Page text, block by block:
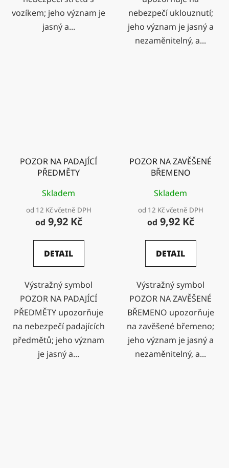
vozíkem; jeho význam je
jasný a...
nebezpečí uklouznutí;
jeho význam je jasný a
nezaměnitelný, a...
POZOR NA PADAJÍCÍ
PŘEDMĚTY
Skladem
od 12 Kč včetně DPH
od 9,92 Kč
DETAIL
Výstražný symbol
POZOR NA PADAJÍCÍ
PŘEDMĚTY upozorňuje
na nebezpečí padajících
předmětů; jeho význam
je jasný a...
POZOR NA ZAVĚŠENÉ
BŘEMENO
Skladem
od 12 Kč včetně DPH
od 9,92 Kč
DETAIL
Výstražný symbol
POZOR NA ZAVĚŠENÉ
BŘEMENO upozorňuje
na zavěšené břemeno;
jeho význam je jasný a
nezaměnitelný, a...